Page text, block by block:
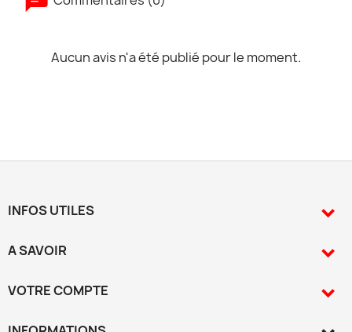
Aucun avis n'a été publié pour le moment.
INFOS UTILES 
A SAVOIR 
VOTRE COMPTE 